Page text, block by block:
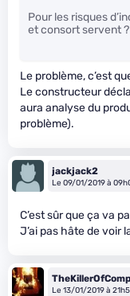
Pour les risques
et consort servent ?
Le problème, c’est
Le constructeur
aura analyse du
problème).
jackjack2
Le 09/01/2019 à
C’est sûr que ça va
J’ai pas hâte de voir
Le 13/01/2019 à